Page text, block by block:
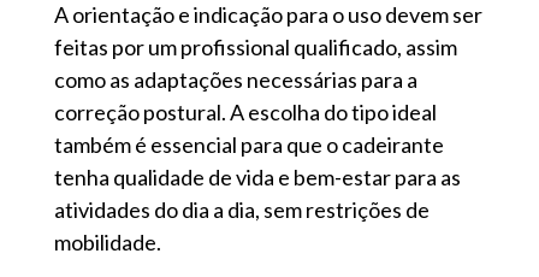
A orientação e indicação para o uso devem ser
feitas por um profissional qualificado, assim
como as adaptações necessárias para a
correção postural. A escolha do tipo ideal
também é essencial para que o cadeirante
tenha qualidade de vida e bem-estar para as
atividades do dia a dia, sem restrições de
mobilidade.